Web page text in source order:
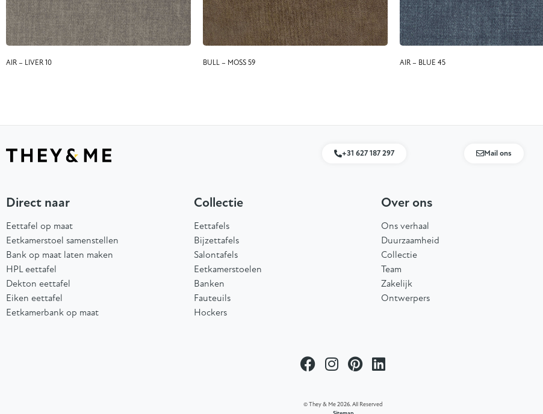
AIR – LIVER 10 BULL – MOSS 59 AIR – BLUE 45
+31 627 187 297 Mail ons
Direct naar
Eettafel op maat
Eetkamerstoel samenstellen
Bank op maat laten maken
HPL eettafel
Dekton eettafel
Eiken eettafel
Eetkamerbank op maat
Collectie
Eettafels
Bijzettafels
Salontafels
Eetkamerstoelen
Banken
Fauteuils
Hockers
Over ons
Ons verhaal
Duurzaamheid
Collectie
Team
Zakelijk
Ontwerpers
© They & Me 2026. All Reserved